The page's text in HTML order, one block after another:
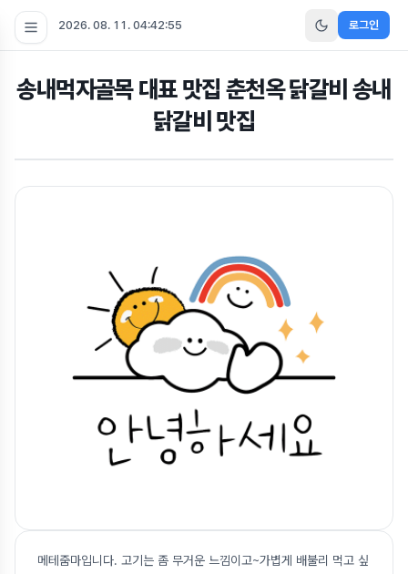
2026. 08. 11. 04:42:56 로그인
송내먹자골목 대표 맛집 춘천옥 닭갈비 송내
닭갈비 맛집
메테줌마입니다. 고기는 좀 무거운 느낌이고~가볍게 배불리 먹고 싶